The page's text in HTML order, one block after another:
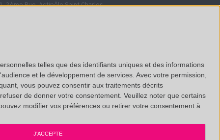
telles que des identifiants uniques et des informations
et le développement de services. Avec votre permission,
vous pouvez consentir aux traitements décrits
de donner votre consentement. Veuillez noter que certains
modifier vos préférences ou retirer votre consentement à
J'ACCEPTE
3ème Rue, Actipôle Saint Charles
sur Google Maps
retrouver surLinkedin
réalisation199A Agency